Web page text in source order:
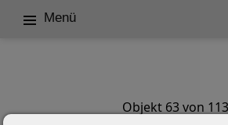
Menü
Objekt 63 von 113